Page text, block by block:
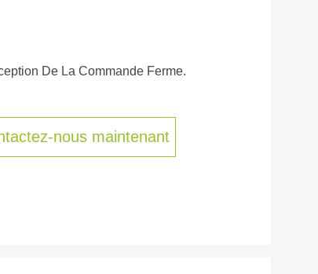
De La Commande Ferme.
nous maintenant